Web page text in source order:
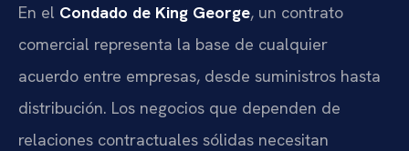
En el Condado de King George, un contrato
comercial representa la base de cualquier
acuerdo entre empresas, desde suministros hasta
distribución. Los negocios que dependen de
relaciones contractuales sólidas necesitan